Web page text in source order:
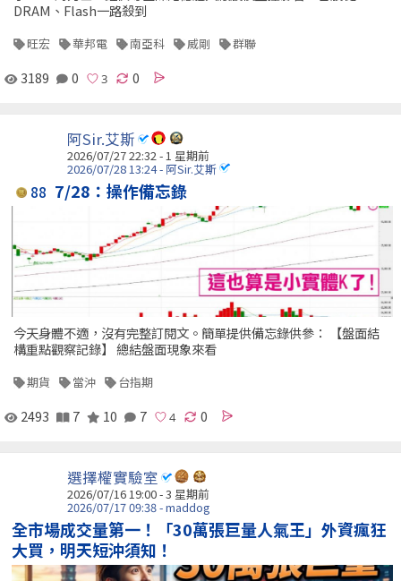
DRAM、Flash一路殺到
旺宏 華邦電 南亞科 威剛 群聯
3189 0 0
阿Sir.艾斯
2026/07/27 22:32 - 1 星期前
2026/07/28 13:24 - 阿Sir.艾斯
88 7/28：操作備忘錄
今天身體不適，沒有完整訂閱文。簡單提供備忘錄供參： 【盤面結
構重點觀察記錄】 總結盤面現象來看
期貨 當沖 台指期
2493 7 10 7 0
選擇權實驗室
2026/07/16 19:00 - 3 星期前
2026/07/17 09:38 - maddog
全市場成交量第一！「30萬張巨量人氣王」外資瘋狂
大買，明天短沖須知！